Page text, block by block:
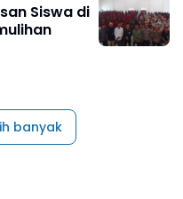
Siswa di
banyak